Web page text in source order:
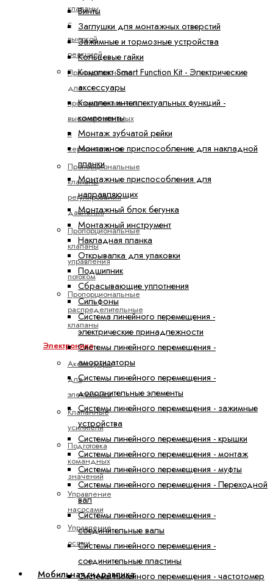
клапаны
с
высокой
реакцией
Принадлежности
для
пропорциональных,
высокореактивных
и
сервоклапанов
Пропорциональные
клапаны
регулирования
давления
Пропорциональные
клапаны
управления
потоком
Пропорциональные
распределительные
клапаны
Электроника
Аксессуары
для
электроники
Клапанные
усилители
Подготовка
командных
значений
Управление
насосами
Управление
осями
Мобильная гидравлика
Винты
Заглушки для монтажных отверстий
Зажимные и тормозные устройства
Кольцевые гайки
Комплект Smart Function Kit - Электрические
аксессуары
Комплект интеллектуальных функций -
компоненты
Монтаж зубчатой рейки
Монтажное приспособление для накладной
планки
Монтажные приспособления для
направляющих
Монтажный блок бегунка
Монтажный инструмент
Накладная планка
Открывалка для упаковки
Подшипник
Сбрасывающие уплотнения
Сильфоны
Система линейного перемещения -
электрические принадлежности
Системы линейного перемещения -
амортизаторы
Системы линейного перемещения -
дополнительные элементы
Системы линейного перемещения - зажимные
устройства
Системы линейного перемещения - крышки
Системы линейного перемещения - монтаж
Системы линейного перемещения - муфты
Системы линейного перемещения - Переходной
вал
Системы линейного перемещения -
соединительные валы
Системы линейного перемещения -
соединительные пластины
Системы линейного перемещения - частотомер